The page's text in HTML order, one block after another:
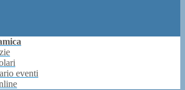
eventi